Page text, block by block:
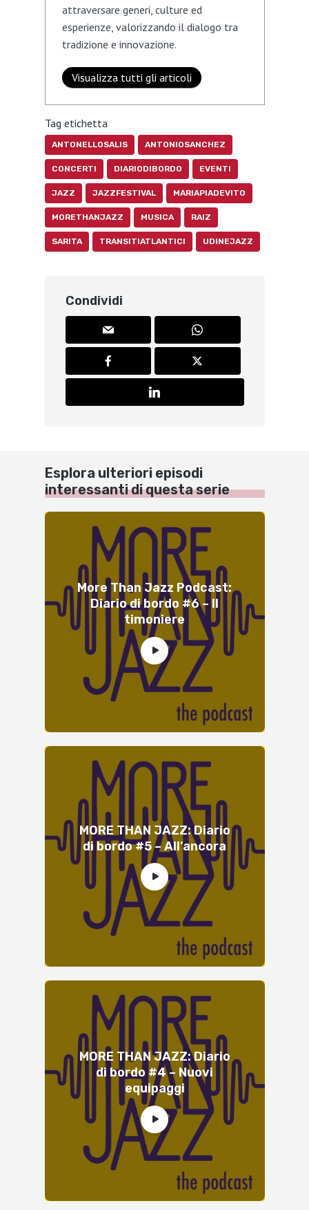
attraversare generi, culture ed
esperienze, valorizzando il dialogo tra
tradizione e innovazione.
Visualizza tutti gli articoli
Tag etichetta
ANTONELLOSALIS ANTONIOSANCHEZ
CONCERTI DIARIODIBORDO EVENTI
JAZZ JAZZFESTIVAL MARIAPIADEVITO
MORETHANJAZZ MUSICA RAIZ
SARITA TRANSITIATLANTICI UDINEJAZZ
Condividi
Esplora ulteriori episodi
interessanti di questa serie
More Than Jazz Podcast:
Diario di bordo #6 – Il
timoniere
MORE THAN JAZZ: Diario
di bordo #5 – All’ancora
MORE THAN JAZZ: Diario
di bordo #4 – Nuovi
equipaggi